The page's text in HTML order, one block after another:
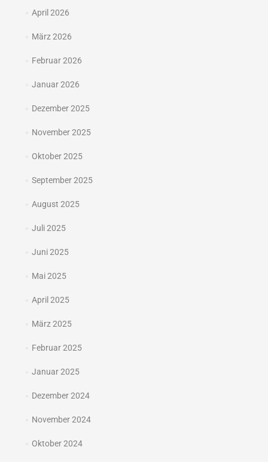
April 2026
März 2026
Februar 2026
Januar 2026
Dezember 2025
November 2025
Oktober 2025
September 2025
August 2025
Juli 2025
Juni 2025
Mai 2025
April 2025
März 2025
Februar 2025
Januar 2025
Dezember 2024
November 2024
Oktober 2024